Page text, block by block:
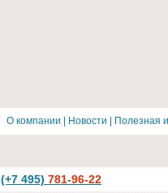
О компании Новости Полезная
(+7 495) 781-96-22